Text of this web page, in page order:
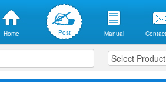
Home Post Manual